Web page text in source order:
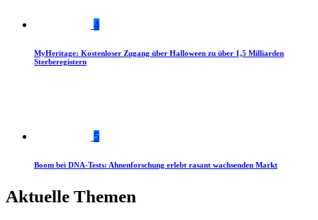
4
MyHeritage: Kostenloser Zugang über Halloween zu über 1,5 Milliarden
Sterberegistern
5
Boom bei DNA-Tests: Ahnenforschung erlebt rasant wachsenden Markt
Aktuelle Themen